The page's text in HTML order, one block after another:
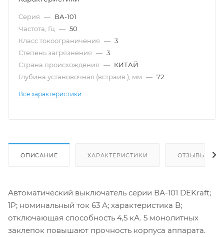
Серия — ВА-101
Частота, Гц — 50
Класс токоограничения — 3
Степень загрязнения — 3
Страна происхождения — КИТАЙ
Глубина установочная (встраив.), мм — 72
Все характеристики
ОПИСАНИЕ ХАРАКТЕРИСТИКИ ОТЗЫВЫ
Автоматический выключатель серии ВА-101 DEKraft;
1P; номинальный ток 63 А; характеристика B;
отключающая способность 4,5 кА. 5 монолитных
заклепок повышают прочность корпуса аппарата.